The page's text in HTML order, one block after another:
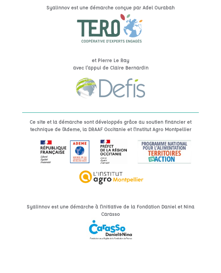
Syalinnov est une démarche conçue par Adel Ourabah
et Pierre Le Ray
avec l’appui de Claire Bernardin
Ce site et la démarche sont développés grâce au soutien financier et
technique de l'Ademe, la DRAAF Occitanie et l'Institut Agro Montpellier
Syalinnov est une démarche à l'initiative de la Fondation Daniel et Nina
Carasso